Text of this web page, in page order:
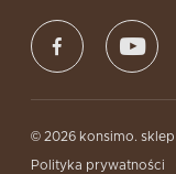
© 2026 konsimo.
Polityka prywatności